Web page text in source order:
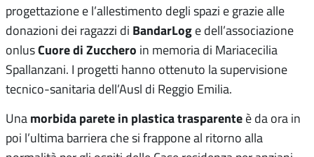
progettazione e l’allestimento degli spazi e grazie alle
donazioni dei ragazzi di BandarLog e dell’associazione
onlusCuore di Zucchero in memoria di Mariacecilia
Spallanzani. I progetti hanno ottenuto la supervisione
tecnico-sanitaria dell’Ausl di Reggio Emilia.
Una morbida parete in plastica trasparente è da ora in
poi l’ultima barriera che si frappone al ritorno alla